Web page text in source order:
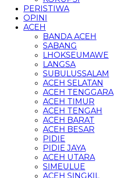
PERISTIWA
OPINI
ACEH
BANDA ACEH
SABANG
LHOKSEUMAWE
LANGSA
SUBULUSSALAM
ACEH SELATAN
ACEH TENGGARA
ACEH TIMUR
ACEH TENGAH
ACEH BARAT
ACEH BESAR
PIDIE
PIDIE JAYA
ACEH UTARA
SIMEULUE
ACEH SINGKIL